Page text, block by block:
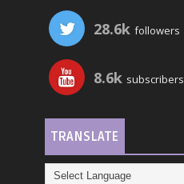
28.6k followers
8.6k subscribers
TRANSLATE